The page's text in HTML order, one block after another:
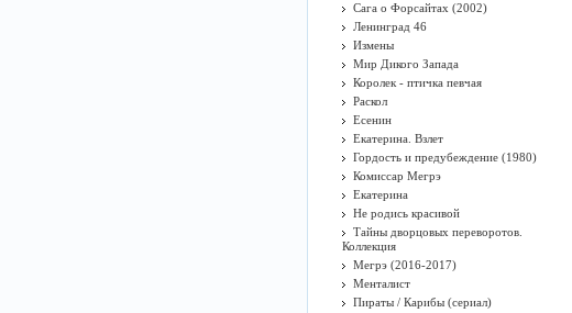
Сага о Форсайтах (2002)
Ленинград 46
Измены
Мир Дикого Запада
Королек - птичка певчая
Раскол
Есенин
Екатерина. Взлет
Гордость и предубеждение (1980)
Комиссар Мегрэ
Екатерина
Не родись красивой
Тайны дворцовых переворотов.
Коллекция
Мегрэ (2016-2017)
Менталист
Пираты / Карибы (сериал)